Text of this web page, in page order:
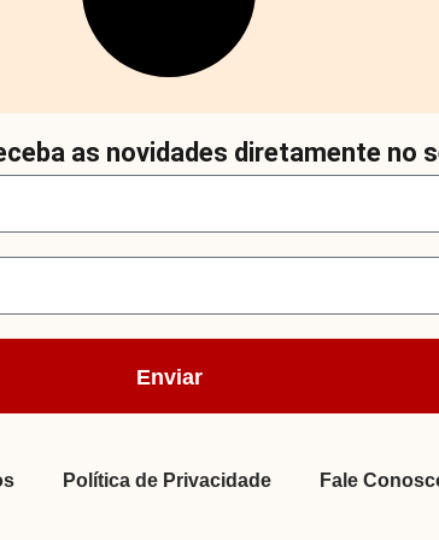
as novidades diretamente no
Enviar
Política de Privacidade Fale